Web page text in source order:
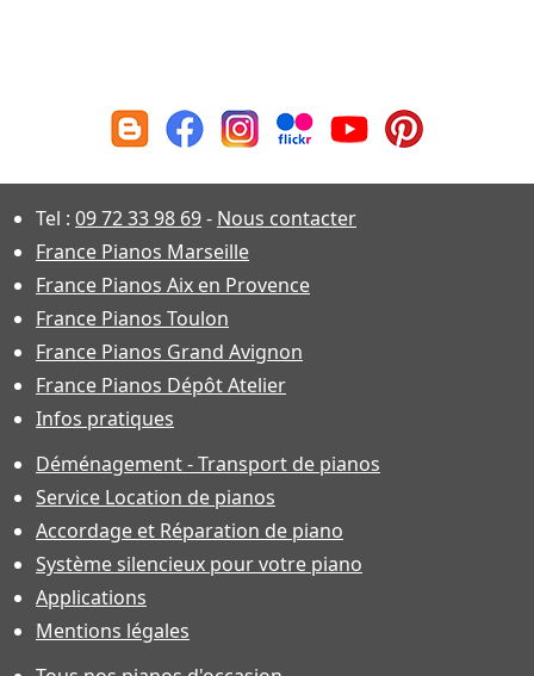
Tel : 09 72 33 98 69- Nous contacter
France Pianos Marseille
France Pianos Aix en Provence
France Pianos Toulon
France Pianos Grand Avignon
France Pianos Dépôt Atelier
Infos pratiques
Déménagement - Transport de pianos
Service Location de pianos
Accordage et Réparation de piano
Système silencieux pour votre piano
Applications
Mentions légales